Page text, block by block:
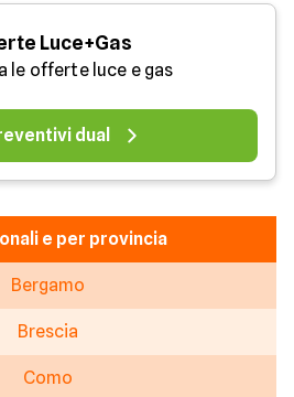
Luce+Gas
le offerte luce e gas
dual
e per provincia
Bergamo
Brescia
Como